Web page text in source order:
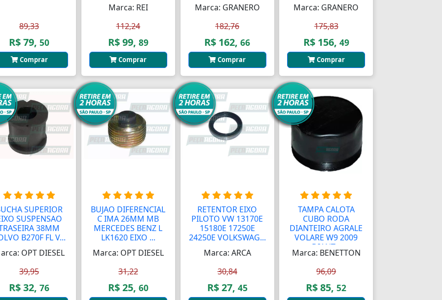
89,33
R$ 79, 50
Comprar
Marca: REI
112,24
R$ 99, 89
Comprar
Marca: GRANERO
182,76
R$ 162, 66
Comprar
Marca: GRANERO
175,83
R$ 156, 49
Comprar
SUPERIOR
SUSPENSAO
38MM
B270F FL V...
OPT DIESEL
39,95
R$ 32, 76
BUJAO DIFERENCIAL
C IMA 26MM MB
MERCEDES BENZ L
LK1620 EIXO ...
Marca: OPT DIESEL
31,22
R$ 25, 60
RETENTOR EIXO
PILOTO VW 13170E
15180E 17250E
24250E VOLKSWAG...
Marca: ARCA
30,84
R$ 27, 45
TAMPA CALOTA
CUBO RODA
DIANTEIRO AGRALE
VOLARE W9 2009
DIANT...
Marca: BENETTON
96,09
R$ 85,52